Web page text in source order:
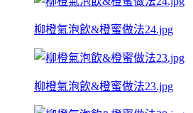
柳橙氣泡飲&橙蜜做法24.jpg
柳橙氣泡飲&橙蜜做法23.jpg